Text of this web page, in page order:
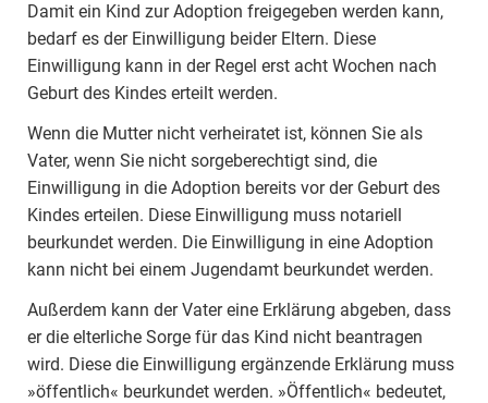
Damit ein Kind zur Adoption freigegeben werden kann,
bedarf es der Einwilligung beider Eltern. Diese
Einwilligung kann in der Regel erst acht Wochen nach
Geburt des Kindes erteilt werden.
Wenn die Mutter nicht verheiratet ist, können Sie als
Vater, wenn Sie nicht sorgeberechtigt sind, die
Einwilligung in die Adoption bereits vor der Geburt des
Kindes erteilen. Diese Einwilligung muss notariell
beurkundet werden. Die Einwilligung in eine Adoption
kann nicht bei einem Jugendamt beurkundet werden.
Außerdem kann der Vater eine Erklärung abgeben, dass
er die elterliche Sorge für das Kind nicht beantragen
wird. Diese die Einwilligung ergänzende Erklärung muss
»öffentlich« beurkundet werden. »Öffentlich« bedeutet,